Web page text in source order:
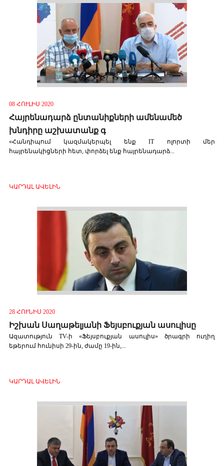
08 ՀՈՒԼԻՍ 2020
Հայրենադարձ ընտանիքների ամենամեծ
խնդիրը աշխատանք գ
«Հանդիպում կազմակերպել ենք IT ոլորտի մեր
հայրենակիցների հետ, փորձել ենք հայրենադարձ...
ԿԱՐԴԱԼ ԱՎԵԼԻՆ
28 ՀՈՒՆԻՍ 2020
Իշխան Սաղաթելյանի Ֆեյսբուքյան ասուլիսը
Ազատություն TV-ի «Ֆեյսբուքյան ասուլիս» ծրագրի ուղիղ
եթերում հունիսի 29-ին, ժամը 19-ին,...
ԿԱՐԴԱԼ ԱՎԵԼԻՆ